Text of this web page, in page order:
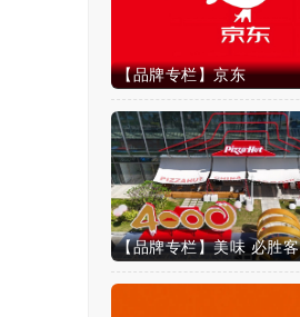
【品牌专栏】京东
【品牌专栏】美味 必胜客